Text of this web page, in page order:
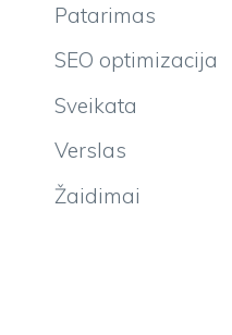
Patarimas
SEO optimizacija
Sveikata
Verslas
Žaidimai